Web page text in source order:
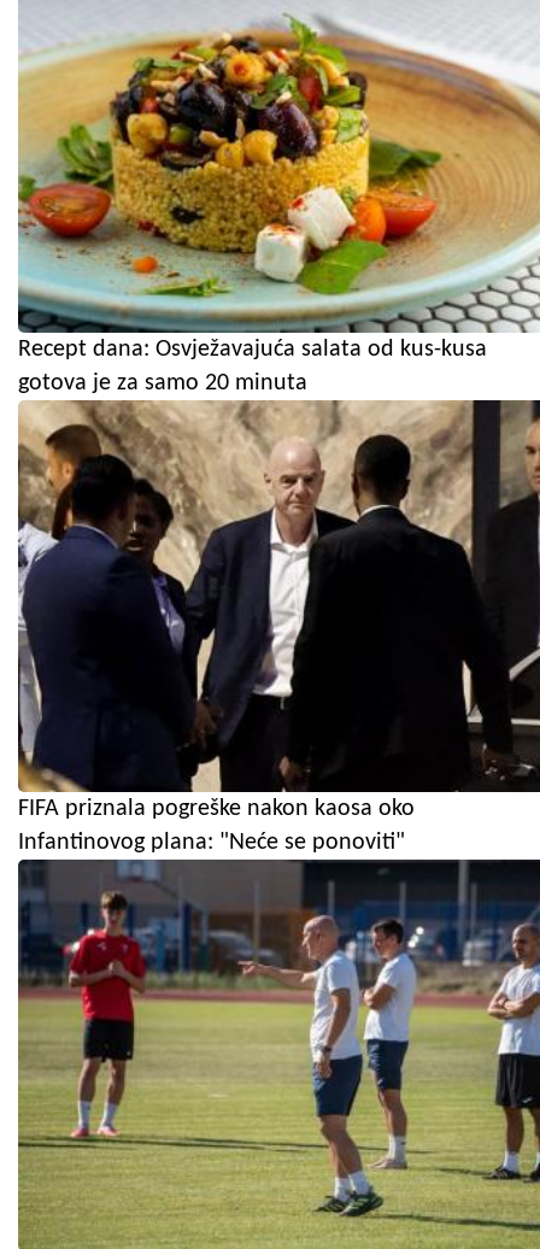
Recept dana: Osvježavajuća salata od kus-kusa
gotova je za samo 20 minuta
FIFA priznala pogreške nakon kaosa oko
Infantinovog plana: "Neće se ponoviti"